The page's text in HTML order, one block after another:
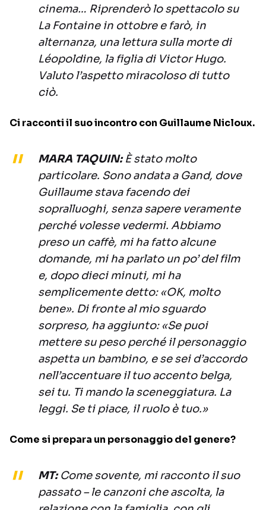
cinema… Riprenderò lo spettacolo su
La Fontaine in ottobre e farò, in
alternanza, una lettura sulla morte di
Léopoldine, la figlia di Victor Hugo.
Valuto l’aspetto miracoloso di tutto
ciò.
Ci racconti il suo incontro con Guillaume Nicloux.
MARA TAQUIN:È stato molto
particolare. Sono andata a Gand, dove
Guillaume stava facendo dei
sopralluoghi, senza sapere veramente
perché volesse vedermi. Abbiamo
preso un caffè, mi ha fatto alcune
domande, mi ha parlato un po’ del film
e, dopo dieci minuti, mi ha
semplicemente detto: «OK, molto
bene». Di fronte al mio sguardo
sorpreso, ha aggiunto: «Se puoi
mettere su peso perché il personaggio
aspetta un bambino, e se sei d’accordo
nell’accentuare il tuo accento belga,
sei tu. Ti mando la sceneggiatura. La
leggi. Se ti piace, il ruolo è tuo.»
Come si prepara un personaggio del genere?
MT:Come sovente, mi racconto il suo
passato – le canzoni che ascolta, la